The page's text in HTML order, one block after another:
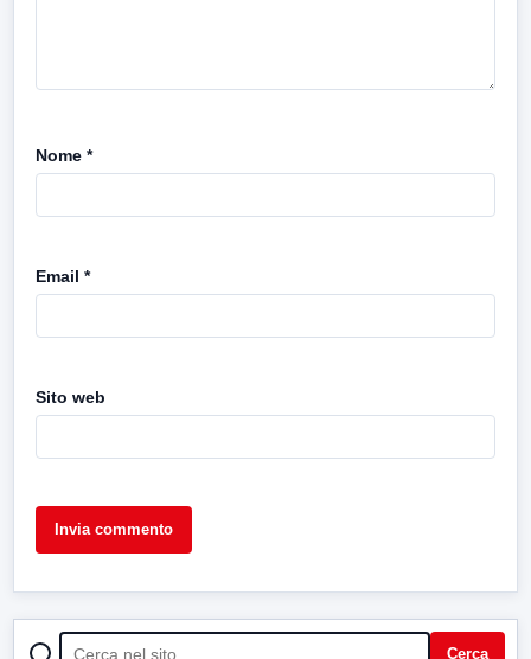
Nome *
Email *
Sito web
CERCA Cerca